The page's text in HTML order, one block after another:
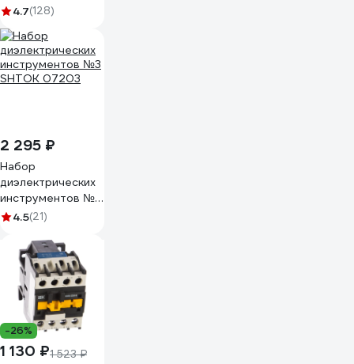
черная GT-0-3
4.7(128)
2 295 ₽
Набор
диэлектрических
инструментов №3
SHTOK 07203
4.5(21)
-26%
1 130 ₽1 523 ₽